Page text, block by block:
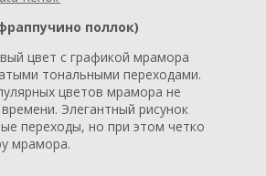
поллок)
цвет с графикой мрамора
тональными переходами.
цветов мрамора не
Элегантный рисунок
переходы, но при этом четко
мрамора.